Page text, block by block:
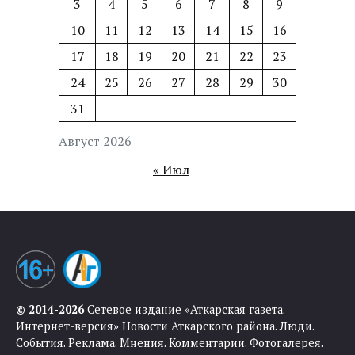
Август 2026
3 4 5 6 7 8
9
10
11 12 13 14 15
16
17
18 19 20 21 22
23
24
25 26 27 28 29
30
31
« Июл
© 2014-2026Сетевое издание «Аткарская газета.
Интернет-версия» Новости Аткарского района. Люди.
События. Реклама. Мнения. Комментарии. Фотогалерея.